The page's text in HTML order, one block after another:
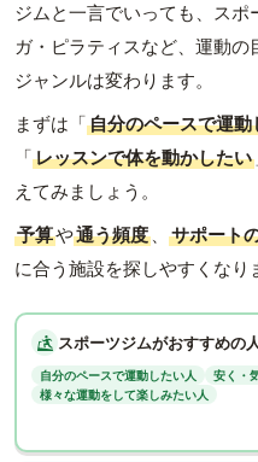
ジムと一言でいっても、スポ
ガ・ピラティスなど、運動
ジャンルは変わります。
まずは「自分のペースで運動
「レッスンで体を動かしたい
えてみましょう。
予算や通う頻度 、 サポート
に合う施設を探しやすくなり
スポーツジムがおすすめの人
自分のペースで運動したい人
安く・
様々な運動をして楽しみたい人